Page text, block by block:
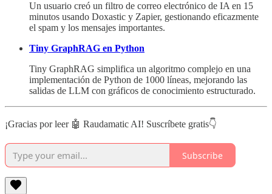
Un usuario creó un filtro de correo electrónico de IA en 15
minutos usando Doxastic y Zapier, gestionando eficazmente
el spam y los mensajes importantes.
Tiny GraphRAG en Python
Tiny GraphRAG simplifica un algoritmo complejo en una
implementación de Python de 1000 líneas, mejorando las
salidas de LLM con gráficos de conocimiento estructurado.
¡Gracias por leer 🤖 Raudamatic AI! Suscríbete gratis👇
Subscribe